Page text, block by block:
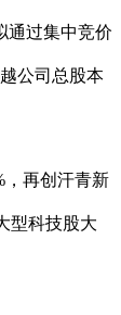
通过集中竞价
公司总股本
再创汗青新
型科技股大